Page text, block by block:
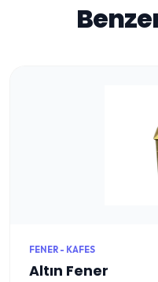
FENER - KAFES
Altın Fener